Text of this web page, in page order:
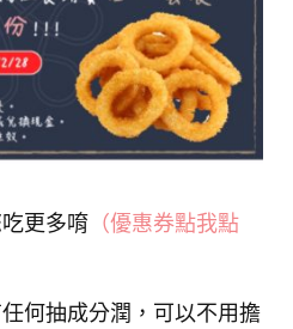
更多唷 （優惠券點我點
何抽成分潤，可以不用擔